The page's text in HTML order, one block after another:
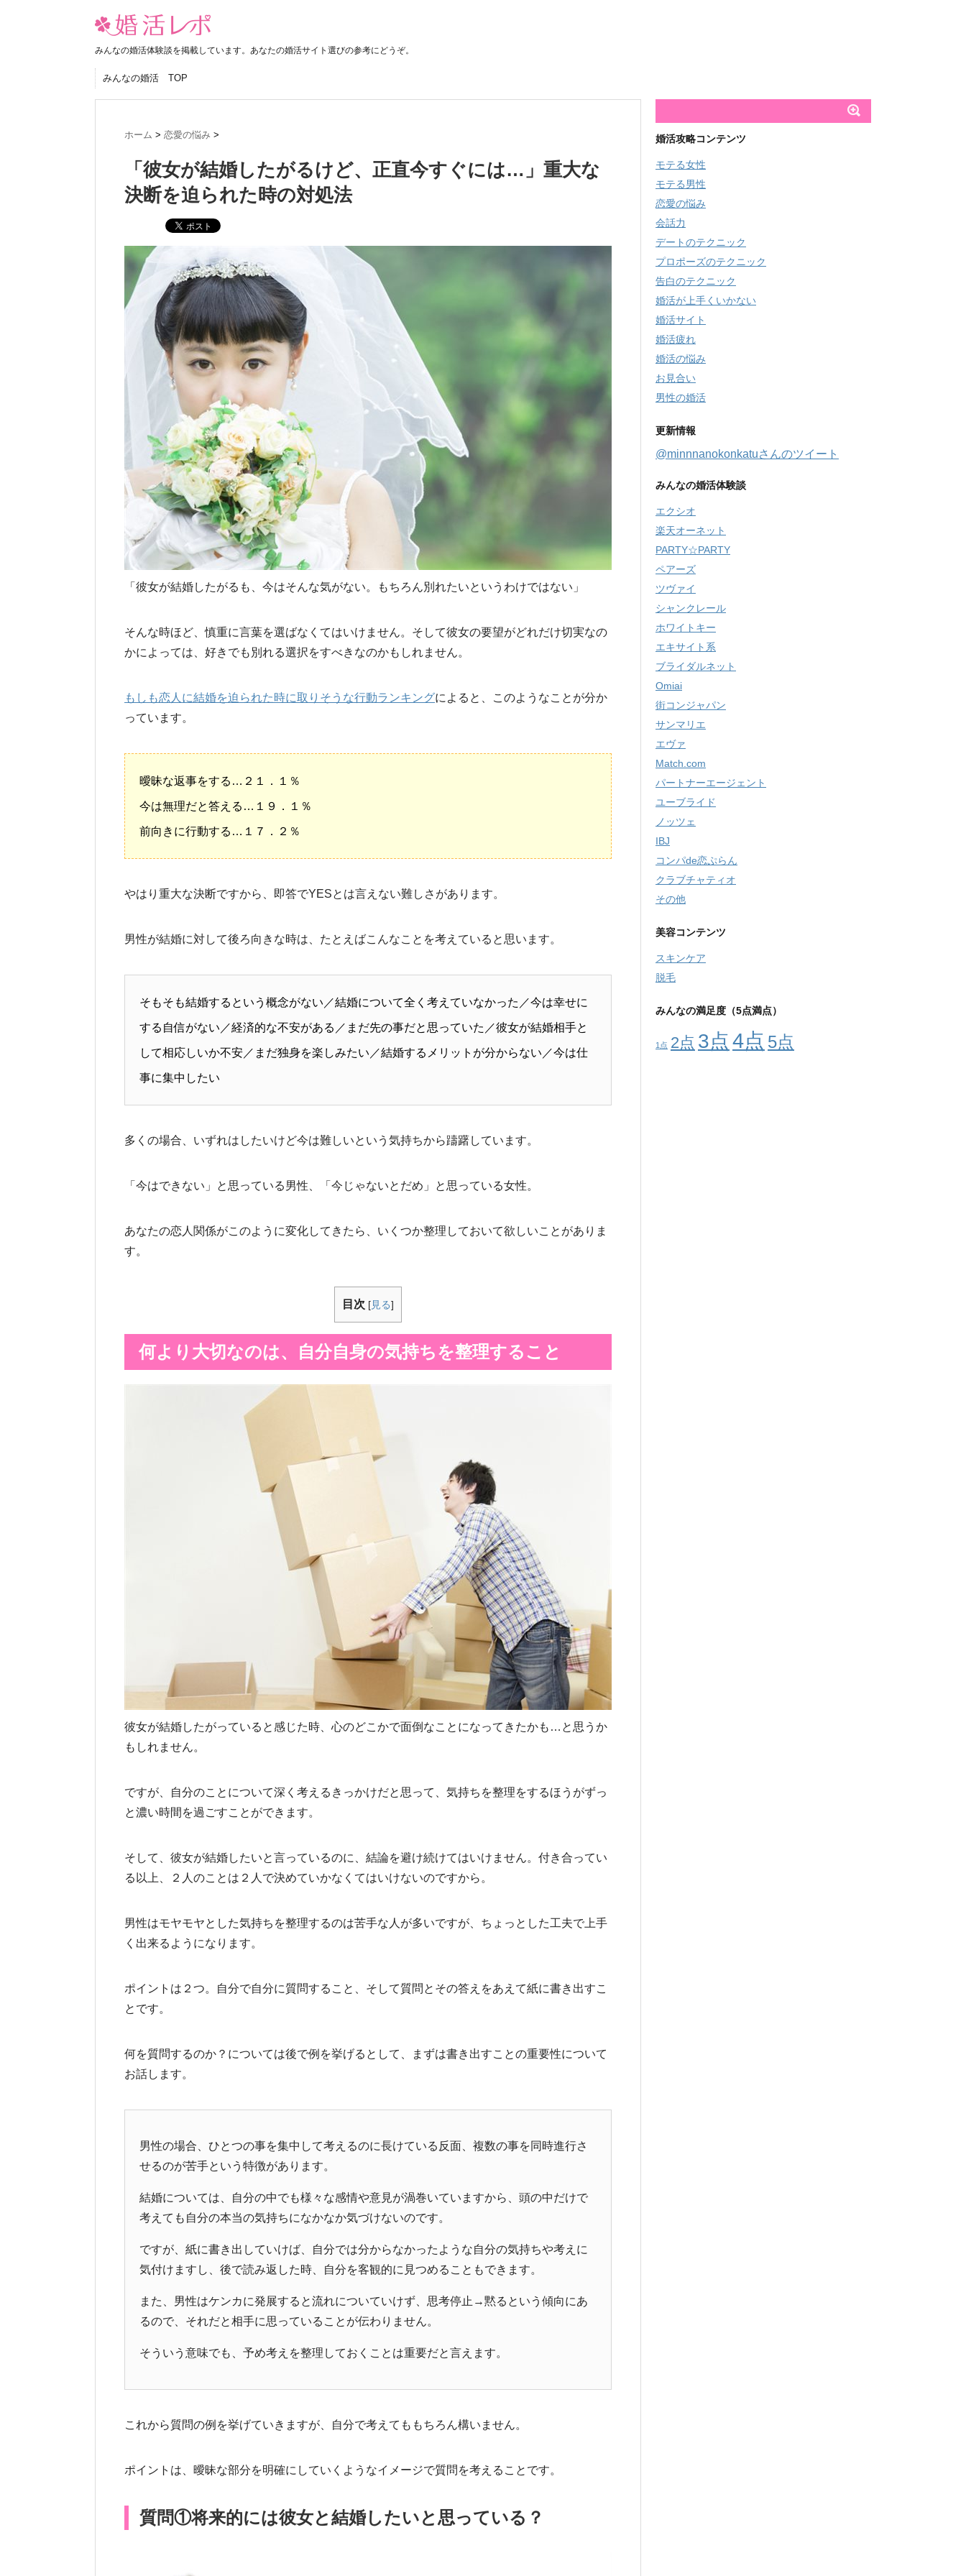
みんなの婚活体験談を掲載しています。あなたの婚活サイト選びの参考にどうぞ。
みんなの婚活 TOP
ホーム > 恋愛の悩み >
「彼女が結婚したがるけど、正直今すぐには…」重大な
決断を迫られた時の対処法
「彼女が結婚したがるも、今はそんな気がない。もちろん別れたいというわけではない」
そんな時ほど、慎重に言葉を選ばなくてはいけません。そして彼女の要望がどれだけ切実なの
かによっては、好きでも別れる選択をすべきなのかもしれません。
もしも恋人に結婚を迫られた時に取りそうな行動ランキングによると、このようなことが分か
っています。
曖昧な返事をする…２１．１％
今は無理だと答える…１９．１％
前向きに行動する…１７．２％
やはり重大な決断ですから、即答でYESとは言えない難しさがあります。
男性が結婚に対して後ろ向きな時は、たとえばこんなことを考えていると思います。
そもそも結婚するという概念がない／結婚について全く考えていなかった／今は幸せに
する自信がない／経済的な不安がある／まだ先の事だと思っていた／彼女が結婚相手と
して相応しいか不安／まだ独身を楽しみたい／結婚するメリットが分からない／今は仕
事に集中したい
多くの場合、いずれはしたいけど今は難しいという気持ちから躊躇しています。
「今はできない」と思っている男性、「今じゃないとだめ」と思っている女性。
あなたの恋人関係がこのように変化してきたら、いくつか整理しておいて欲しいことがありま
す。
目次 [見る]
何より大切なのは、自分自身の気持ちを整理すること
彼女が結婚したがっていると感じた時、心のどこかで面倒なことになってきたかも…と思うか
もしれません。
ですが、自分のことについて深く考えるきっかけだと思って、気持ちを整理をするほうがずっ
と濃い時間を過ごすことができます。
そして、彼女が結婚したいと言っているのに、結論を避け続けてはいけません。付き合ってい
る以上、２人のことは２人で決めていかなくてはいけないのですから。
男性はモヤモヤとした気持ちを整理するのは苦手な人が多いですが、ちょっとした工夫で上手
く出来るようになります。
ポイントは２つ。自分で自分に質問すること、そして質問とその答えをあえて紙に書き出すこ
とです。
何を質問するのか？については後で例を挙げるとして、まずは書き出すことの重要性について
お話します。
男性の場合、ひとつの事を集中して考えるのに長けている反面、複数の事を同時進行さ
せるのが苦手という特徴があります。
結婚については、自分の中でも様々な感情や意見が渦巻いていますから、頭の中だけで
考えても自分の本当の気持ちになかなか気づけないのです。
ですが、紙に書き出していけば、自分では分からなかったような自分の気持ちや考えに
気付けますし、後で読み返した時、自分を客観的に見つめることもできます。
また、男性はケンカに発展すると流れについていけず、思考停止→黙るという傾向にあ
るので、それだと相手に思っていることが伝わりません。
そういう意味でも、予め考えを整理しておくことは重要だと言えます。
これから質問の例を挙げていきますが、自分で考えてももちろん構いません。
ポイントは、曖昧な部分を明確にしていくようなイメージで質問を考えることです。
質問①将来的には彼女と結婚したいと思っている？
婚活攻略コンテンツ
モテる女性
モテる男性
恋愛の悩み
会話力
デートのテクニック
プロポーズのテクニック
告白のテクニック
婚活が上手くいかない
婚活サイト
婚活疲れ
婚活の悩み
お見合い
男性の婚活
更新情報
@minnnanokonkatuさんのツイート
みんなの婚活体験談
エクシオ
楽天オーネット
PARTY☆PARTY
ペアーズ
ツヴァイ
シャンクレール
ホワイトキー
エキサイト系
ブライダルネット
Omiai
街コンジャパン
サンマリエ
エヴァ
Match.com
パートナーエージェント
ユーブライド
ノッツェ
IBJ
コンパde恋ぷらん
クラブチャティオ
その他
美容コンテンツ
スキンケア
脱毛
みんなの満足度（5点満点）
1点 2点 3点4点 5点